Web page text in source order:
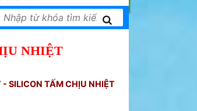
NHIỆT
SILICON TẤM CHỊU NHIỆT